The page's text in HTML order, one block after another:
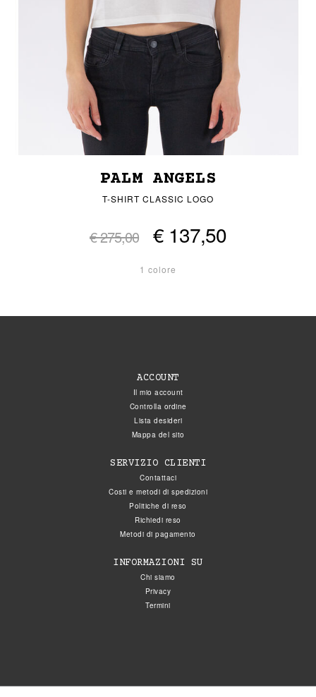
PALM ANGELS
T-SHIRT CLASSIC LOGO
€ 275,00 € 137,50
1 colore
ACCOUNT
Il mio account
Controlla ordine
Lista desideri
Mappa del sito
SERVIZIO CLIENTI
Contattaci
Costi e metodi di spedizioni
Politiche di reso
Richiedi reso
Metodi di pagamento
INFORMAZIONI SU
Chi siamo
Privacy
Termini